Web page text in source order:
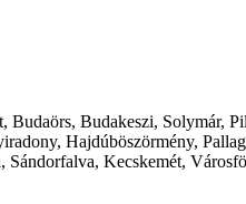
Budakeszi, Solymár,
Hajdúböszörmény,
Kecskemét,